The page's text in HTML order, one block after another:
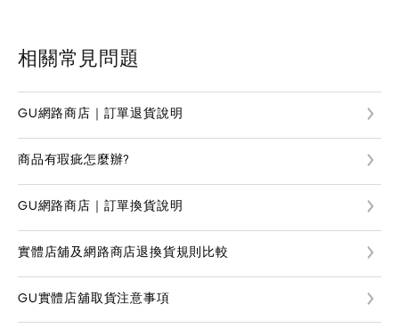
相關常見問題
GU網路商店｜訂單退貨說明
商品有瑕疵怎麼辦?
GU網路商店｜訂單換貨說明
實體店舖及網路商店退換貨規則比較
GU實體店舖取貨注意事項